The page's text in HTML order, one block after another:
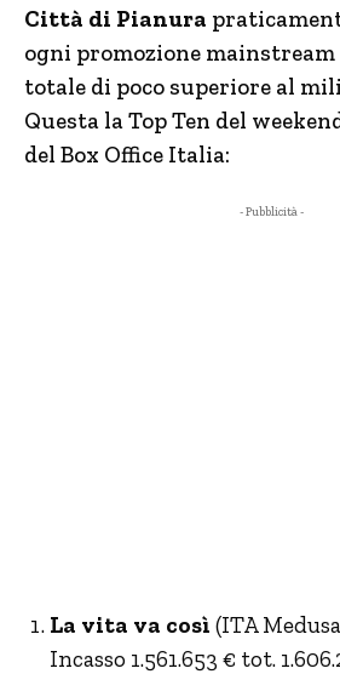
Città di Pianura
ogni promozione
totale di poco superiore al
Questa la Top Ten del
del Box Office Italia:
- Pubblicità -
La vita va così (ITA
Incasso 1.561.653 € tot.